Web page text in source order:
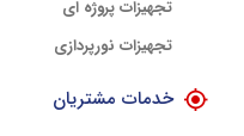
تجهیزات پروژه ای
تجهیزات نورپردازی
خدمات مشتریان